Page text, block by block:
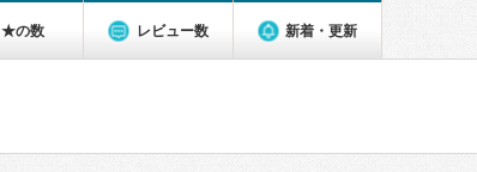
★の数 レビュー数 新着・更新